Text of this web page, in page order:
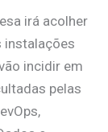
irá acolher
instalações
incidir em
pelas